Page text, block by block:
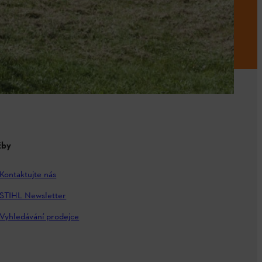
Kontaktujte nás
STIHL Newsletter
Vyhledávání prodejce